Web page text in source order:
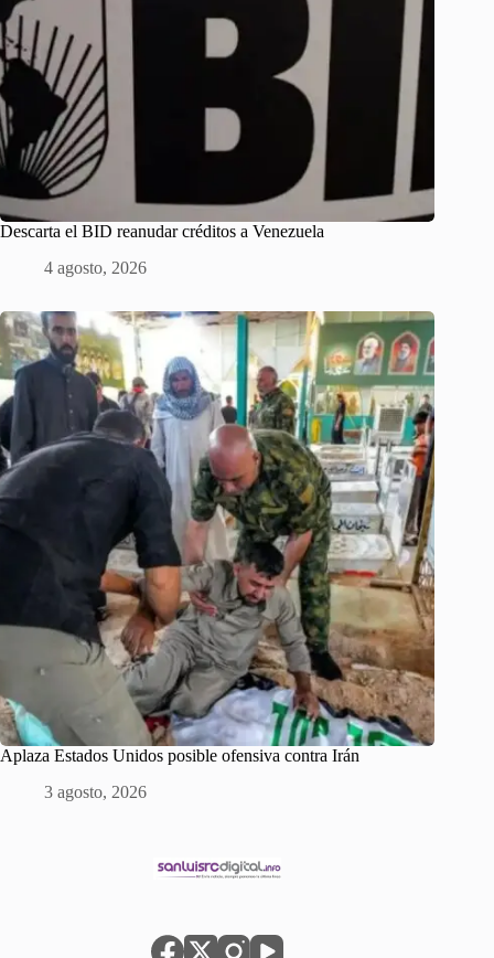
Descarta el BID reanudar créditos a Venezuela
4 agosto, 2026
Aplaza Estados Unidos posible ofensiva contra Irán
3 agosto, 2026